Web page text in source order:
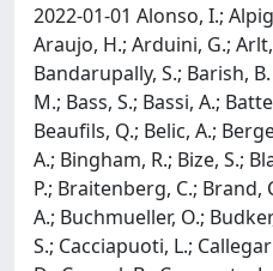
2022-01-01 Alonso, I.;
Araujo, H.; Arduini, G.;
Bandarupally, S.; Barish,
M.; Bass, S.; Bassi, A.;
Beaufils, Q.; Belic, A.;
A.; Bingham, R.; Bize, S.;
P.; Braitenberg, C.; Brand,
A.; Buchmueller, O.;
S.; Cacciapuoti, L.;